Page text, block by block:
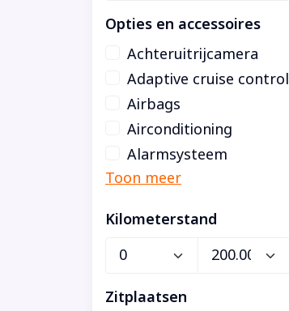
Opties en accessoires
Achteruitrijcamera
Adaptive cruise control
Airbags
Airconditioning
Alarmsysteem
Kilometerstand
Zitplaatsen